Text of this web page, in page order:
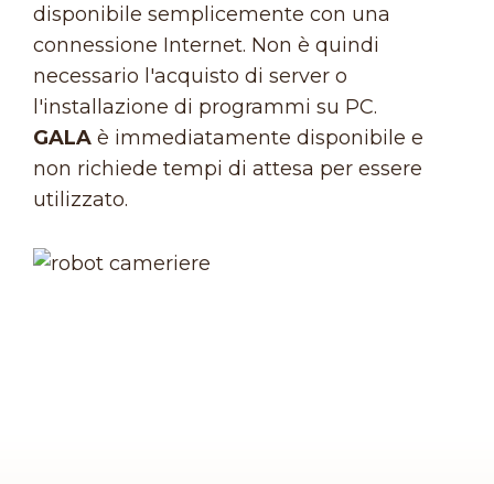
disponibile semplicemente con una
connessione Internet. Non è quindi
necessario l'acquisto di server o
l'installazione di programmi su PC.
GALA è immediatamente disponibile e
non richiede tempi di attesa per essere
utilizzato.